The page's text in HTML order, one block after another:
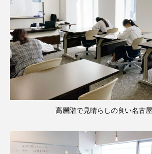
高層階で見晴らしの良い名古